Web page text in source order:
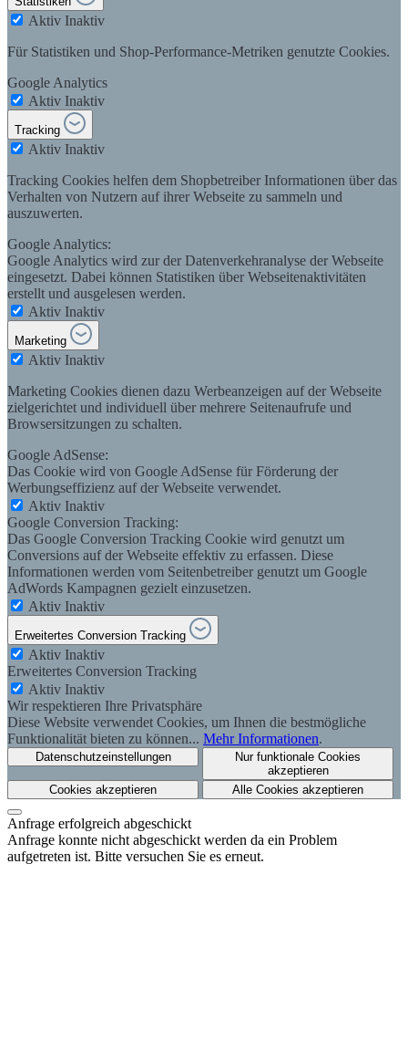
Aktiv Inaktiv
Für Statistiken und Shop-Performance-Metriken genutzte Cookies.
Google Analytics
Aktiv Inaktiv
Tracking
Aktiv Inaktiv
Tracking Cookies helfen dem Shopbetreiber Informationen über das
Verhalten von Nutzern auf ihrer Webseite zu sammeln und
auszuwerten.
Google Analytics:
Google Analytics wird zur der Datenverkehranalyse der Webseite
eingesetzt. Dabei können Statistiken über Webseitenaktivitäten
erstellt und ausgelesen werden.
Aktiv Inaktiv
Marketing
Aktiv Inaktiv
Marketing Cookies dienen dazu Werbeanzeigen auf der Webseite
zielgerichtet und individuell über mehrere Seitenaufrufe und
Browsersitzungen zu schalten.
Google AdSense:
Das Cookie wird von Google AdSense für Förderung der
Werbungseffizienz auf der Webseite verwendet.
Aktiv Inaktiv
Google Conversion Tracking:
Das Google Conversion Tracking Cookie wird genutzt um
Conversions auf der Webseite effektiv zu erfassen. Diese
Informationen werden vom Seitenbetreiber genutzt um Google
AdWords Kampagnen gezielt einzusetzen.
Aktiv Inaktiv
Erweitertes Conversion Tracking
Aktiv Inaktiv
Erweitertes Conversion Tracking
Aktiv Inaktiv
Wir respektieren Ihre Privatsphäre
Diese Website verwendet Cookies, um Ihnen die bestmögliche
Funktionalität bieten zu können... Mehr Informationen.
Datenschutzeinstellungen
Nur funktionale Cookies
akzeptieren
Cookies akzeptieren
Alle Cookies akzeptieren
Anfrage erfolgreich abgeschickt
Anfrage konnte nicht abgeschickt werden da ein Problem
aufgetreten ist. Bitte versuchen Sie es erneut.